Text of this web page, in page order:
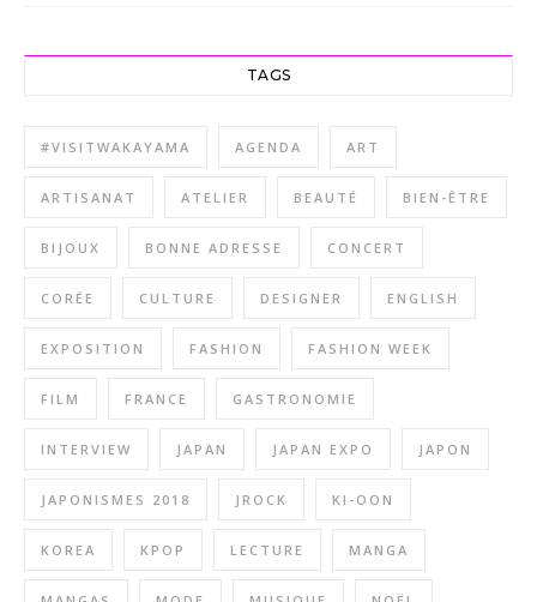
TAGS
#VISITWAKAYAMA AGENDA ART
ARTISANAT ATELIER BEAUTÉ BIEN-ÊTRE
BIJOUX BONNE ADRESSE CONCERT
CORÉE CULTURE DESIGNER ENGLISH
EXPOSITION FASHION FASHION WEEK
FILM FRANCE GASTRONOMIE
INTERVIEW JAPAN JAPAN EXPO JAPON
JAPONISMES 2018 JROCK KI-OON
KOREA KPOP LECTURE MANGA